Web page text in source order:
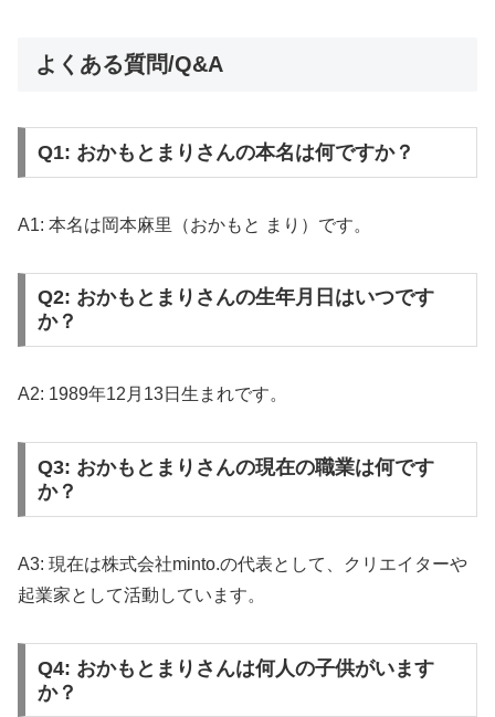
よくある質問/Q&A
Q1: おかもとまりさんの本名は何ですか？
A1: 本名は岡本麻里（おかもと まり）です。
Q2: おかもとまりさんの生年月日はいつです
か？
A2: 1989年12月13日生まれです。
Q3: おかもとまりさんの現在の職業は何です
か？
A3: 現在は株式会社minto.の代表として、クリエイターや
起業家として活動しています。
Q4: おかもとまりさんは何人の子供がいます
か？